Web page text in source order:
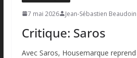
7 mai 2026 Jean-Sébastien Beaudoin
Critique: Saros
Avec Saros, Housemarque